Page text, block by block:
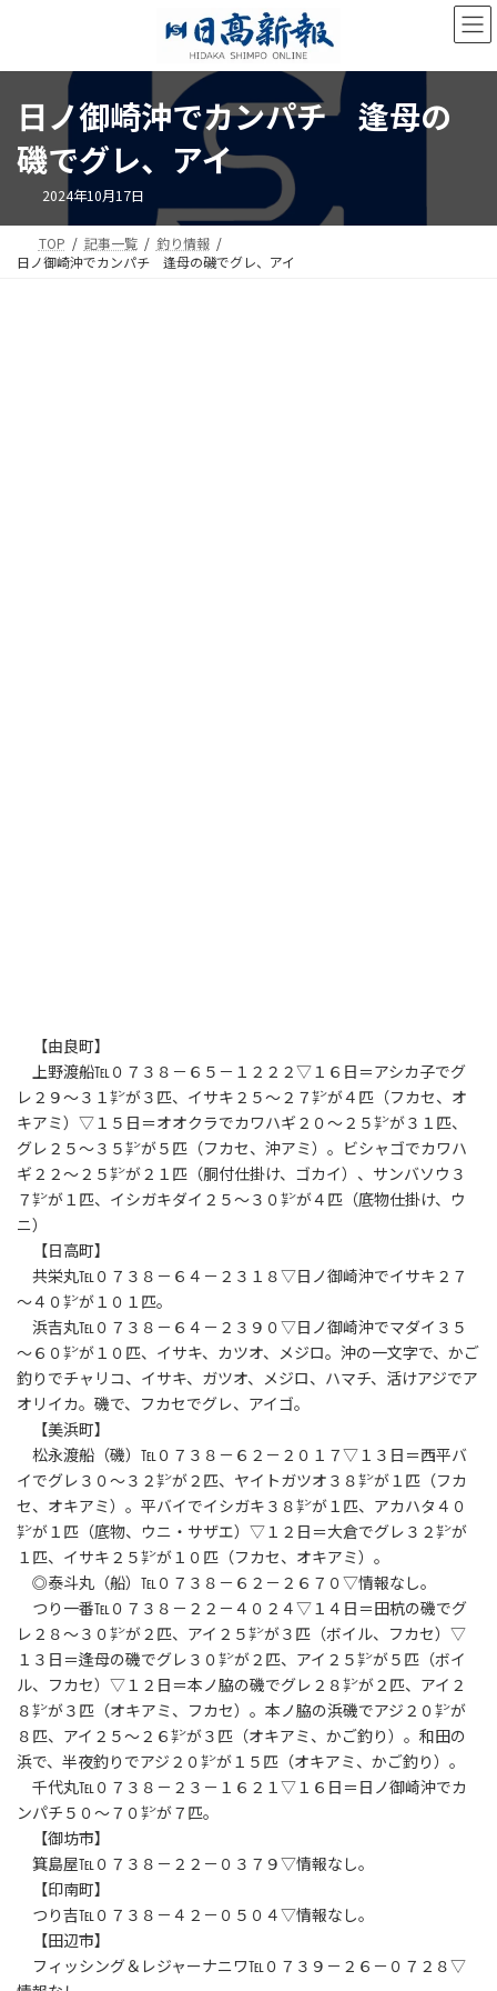
ン
ー
日ノ御崎沖でカンパチ 逢母の
磯でグレ、アイ
2024年10月17日
TOP 記事一覧
釣り情報
日ノ御崎沖でカンパチ 逢母の磯でグレ、アイ
【由良町】
上野渡船℡０７３８－６５－１２２２▽１６日＝アシカ子でグ
レ２９～３１㌢が３匹、イサキ２５～２７㌢が４匹（フカセ、オ
キアミ）▽１５日＝オオクラでカワハギ２０～２５㌢が３１匹、
グレ２５～３５㌢が５匹（フカセ、沖アミ）。ビシャゴでカワハ
ギ２２～２５㌢が２１匹（胴付仕掛け、ゴカイ）、サンバソウ３
７㌢が１匹、イシガキダイ２５～３０㌢が４匹（底物仕掛け、ウ
ニ）
【日高町】
共栄丸℡０７３８－６４－２３１８▽日ノ御崎沖でイサキ２７
～４０㌢が１０１匹。
浜吉丸℡０７３８－６４－２３９０▽日ノ御崎沖でマダイ３５
～６０㌢が１０匹、イサキ、カツオ、メジロ。沖の一文字で、かご
釣りでチャリコ、イサキ、ガツオ、メジロ、ハマチ、活けアジでア
オリイカ。磯で、フカセでグレ、アイゴ。
【美浜町】
松永渡船（磯）℡０７３８－６２－２０１７▽１３日＝西平バ
イでグレ３０～３２㌢が２匹、ヤイトガツオ３８㌢が１匹（フカ
セ、オキアミ）。平バイでイシガキ３８㌢が１匹、アカハタ４０
㌢が１匹（底物、ウニ・サザエ）▽１２日＝大倉でグレ３２㌢が
１匹、イサキ２５㌢が１０匹（フカセ、オキアミ）。
◎泰斗丸（船）℡０７３８－６２－２６７０▽情報なし。
つり一番℡０７３８－２２－４０２４▽１４日＝田杭の磯でグ
レ２８～３０㌢が２匹、アイ２５㌢が３匹（ボイル、フカセ）▽
１３日＝逢母の磯でグレ３０㌢が２匹、アイ２５㌢が５匹（ボイ
ル、フカセ）▽１２日＝本ノ脇の磯でグレ２８㌢が２匹、アイ２
８㌢が３匹（オキアミ、フカセ）。本ノ脇の浜磯でアジ２０㌢が
８匹、アイ２５～２６㌢が３匹（オキアミ、かご釣り）。和田の
浜で、半夜釣りでアジ２０㌢が１５匹（オキアミ、かご釣り）。
千代丸℡０７３８－２３－１６２１▽１６日＝日ノ御崎沖でカ
ンパチ５０～７０㌢が７匹。
【御坊市】
箕島屋℡０７３８－２２－０３７９▽情報なし。
【印南町】
つり吉℡０７３８－４２－０５０４▽情報なし。
【田辺市】
フィッシング＆レジャーナニワ℡０７３９－２６－０７２８▽